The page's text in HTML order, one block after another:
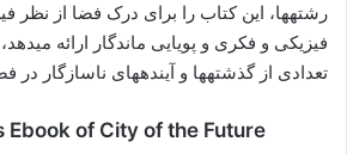
رشتهها، این کتاب را برای درک فضا از نظر
فیزیکی و فکری و پویایی ماندگار ارائه
تعدادی از گذشتهها و آیندههای ناسازگار در
Ebook of City of the Future